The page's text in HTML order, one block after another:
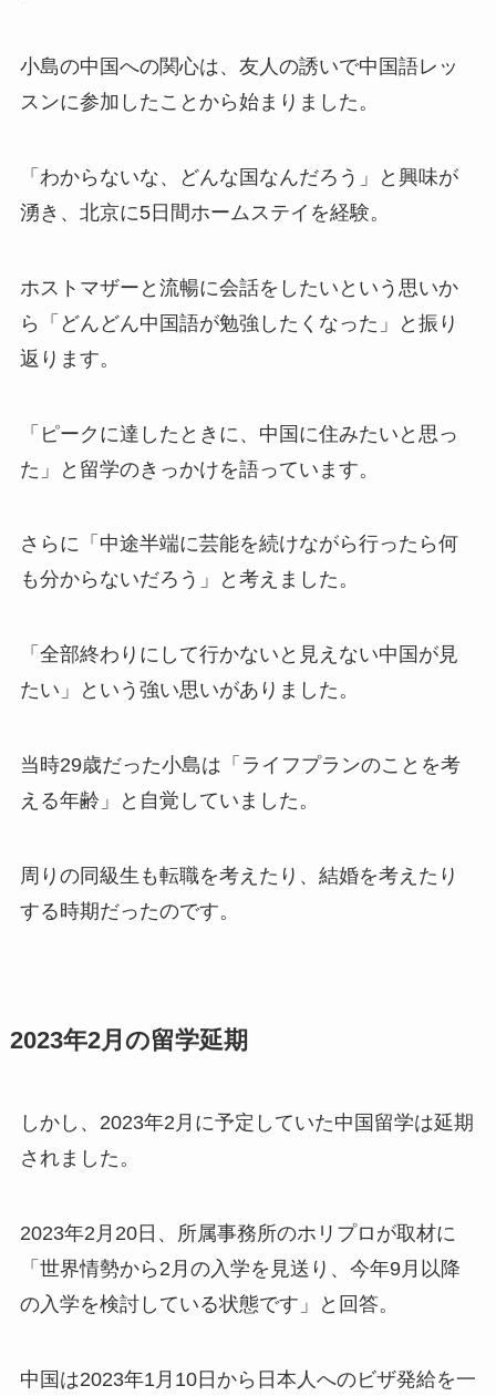
小島の中国への関心は、友人の誘いで中国語レッ
スンに参加したことから始まりました。​
「わからないな、どんな国なんだろう」と興味が
湧き、北京に5日間ホームステイを経験。​
ホストマザーと流暢に会話をしたいという思いか
ら「どんどん中国語が勉強したくなった」と振り
返ります。​
「ピークに達したときに、中国に住みたいと思っ
た」と留学のきっかけを語っています。​
さらに「中途半端に芸能を続けながら行ったら何
も分からないだろう」と考えました。​
「全部終わりにして行かないと見えない中国が見
たい」という強い思いがありました。​
当時29歳だった小島は「ライフプランのことを考
える年齢」と自覚していました。​
周りの同級生も転職を考えたり、結婚を考えたり
する時期だったのです。​
2023年2月の留学延期
しかし、2023年2月に予定していた中国留学は延期
されました。​
2023年2月20日、所属事務所のホリプロが取材に
「世界情勢から2月の入学を見送り、今年9月以降
の入学を検討している状態です」と回答。​
中国は2023年1月10日から日本人へのビザ発給を一